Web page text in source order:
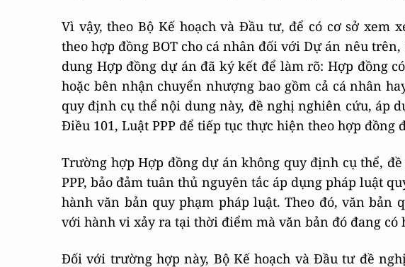
Vì vậy, theo Bộ Kế hoạch và Đầu tư, để có cơ sở xem
theo hợp đồng BOT cho cá nhân đối với Dự án nêu
dung Hợp đồng dự án đã ký kết để làm rõ: Hợp đồng
hoặc bên nhận chuyển nhượng bao gồm cả cá nhân
quy định cụ thể nội dung này, đề nghị nghiên cứu, áp
Điều 101, Luật PPP để tiếp tục thực hiện theo hợp đồng
Trường hợp Hợp đồng dự án không quy định cụ thể,
PPP, bảo đảm tuân thủ nguyên tắc áp dụng pháp luật
hành văn bản quy phạm pháp luật. Theo đó, văn bản
với hành vi xảy ra tại thời điểm mà văn bản đó đang có
Đối với trường hợp này, Bộ Kế hoạch và Đầu tư đề